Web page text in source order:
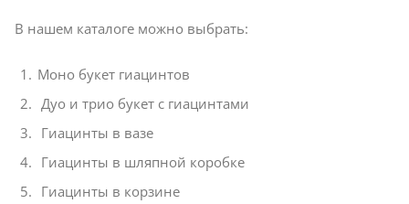
В нашем каталоге можно выбрать:
Моно букет гиацинтов
Дуо и трио букет с гиацинтами
Гиацинты в вазе
Гиацинты в шляпной коробке
Гиацинты в корзине